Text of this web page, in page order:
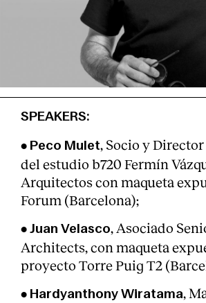
SPEAKERS:
• Peco Mulet, Socio y
del estudio b720 Fermín
Arquitectos con maqueta
Forum (Barcelona);
• Juan Velasco, Asociado
Architects, con maqueta
proyecto Torre Puig T2
• Hardyanthony Wiratama,